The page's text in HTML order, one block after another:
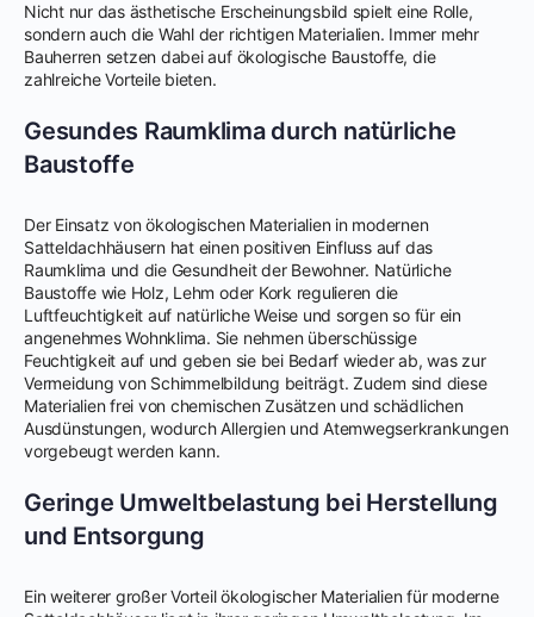
Nicht nur das ästhetische Erscheinungsbild spielt eine Rolle,
sondern auch die Wahl der richtigen Materialien. Immer mehr
Bauherren setzen dabei auf ökologische Baustoffe, die
zahlreiche Vorteile bieten.
Gesundes Raumklima durch natürliche
Baustoffe
Der Einsatz von ökologischen Materialien in modernen
Satteldachhäusern hat einen positiven Einfluss auf das
Raumklima und die Gesundheit der Bewohner. Natürliche
Baustoffe wie Holz, Lehm oder Kork regulieren die
Luftfeuchtigkeit auf natürliche Weise und sorgen so für ein
angenehmes Wohnklima. Sie nehmen überschüssige
Feuchtigkeit auf und geben sie bei Bedarf wieder ab, was zur
Vermeidung von Schimmelbildung beiträgt. Zudem sind diese
Materialien frei von chemischen Zusätzen und schädlichen
Ausdünstungen, wodurch Allergien und Atemwegserkrankungen
vorgebeugt werden kann.
Geringe Umweltbelastung bei Herstellung
und Entsorgung
Ein weiterer großer Vorteil ökologischer Materialien für moderne